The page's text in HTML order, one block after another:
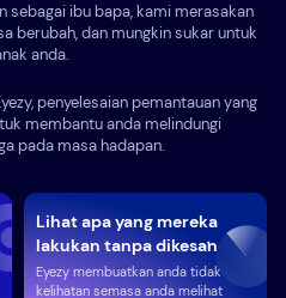
sebagai ibu bapa, kami merasakan
berubah, dan mungkin sukar untuk
anda.
penyelesaian pemantauan yang
membantu anda melindungi
pada masa hadapan.
Lihat apa yang mereka
lakukan tanpa dikesan
Eyezy membuatkan anda tidak
kelihatan semasa anda melihat